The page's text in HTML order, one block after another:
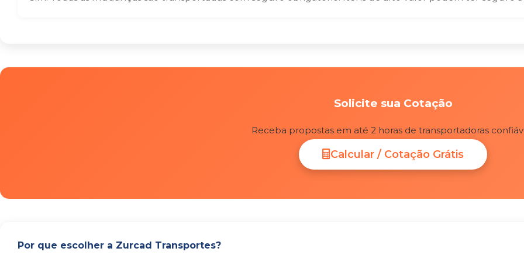
Solicite sua Cotação
Receba propostas em até 2 horas de transportadoras
Calcular / Cotação Grátis
Por que escolher a Zurcad Transportes?